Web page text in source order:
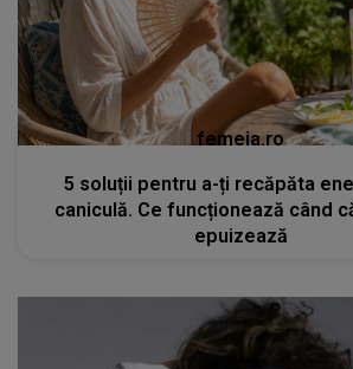
femeia.ro
5 soluții pentru a-ți recăpăta
caniculă. Ce funcționează când
epuizează